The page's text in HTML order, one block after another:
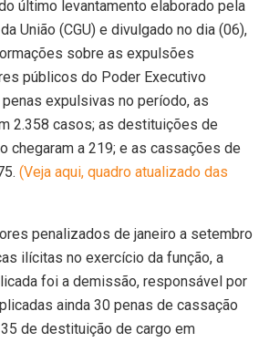
último levantamento elaborado pela
União (CGU) e divulgado no dia (06),
sobre as expulsões
públicos do Poder Executivo
expulsivas no período, as
2.358 casos; as destituições de
chegaram a 219; e as cassações de
(Veja aqui, quadro atualizado das
penalizados de janeiro a setembro
ilícitas no exercício da função, a
foi a demissão, responsável por
ainda 30 penas de cassação
de destituição de cargo em